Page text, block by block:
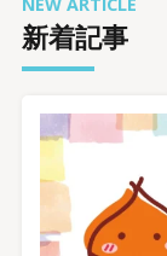
新着記事